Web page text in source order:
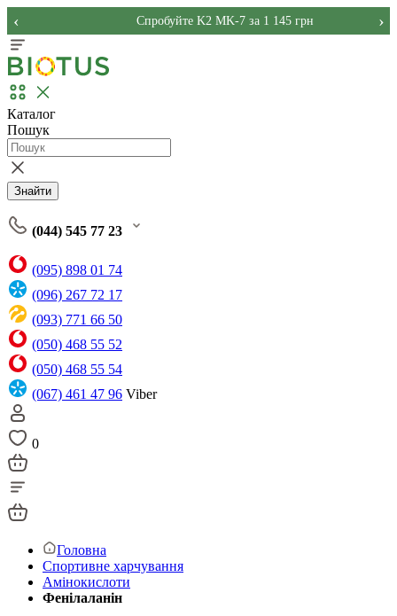
Спробуйте K2 MK-7 за 1 145 грн
‹ ›
Каталог
Пошук
Знайти
(044) 545 77 23
(095) 898 01 74
(096) 267 72 17
(093) 771 66 50
(050) 468 55 52
(050) 468 55 54
(067) 461 47 96 Viber
0
Головна
Спортивне харчування
Амінокислоти
Фенілаланін